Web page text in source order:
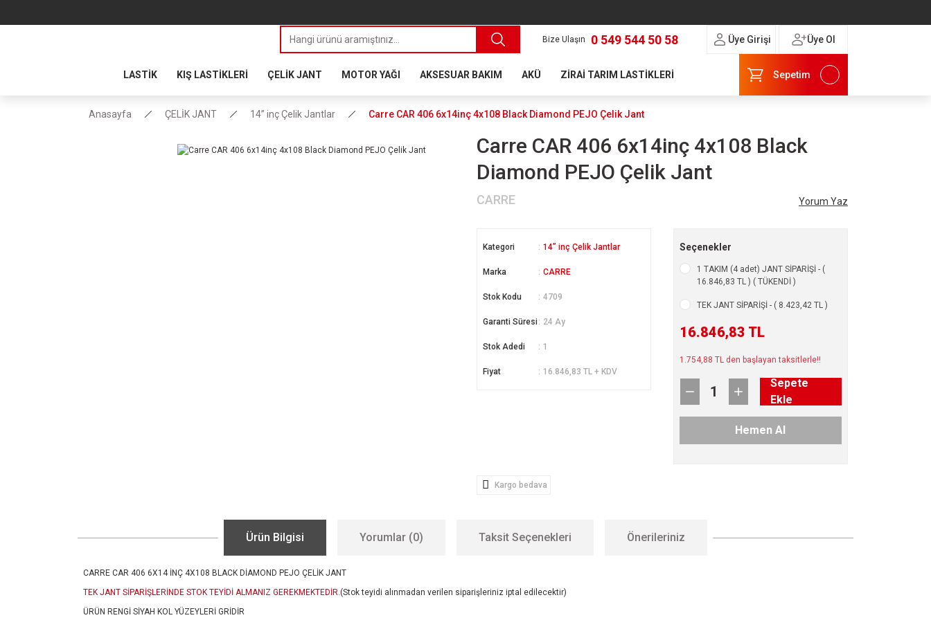
Bize Ulaşın 0 549 544 50 58 Üye Girişi Üye Ol
LASTİK KIŞ LASTİKLERİ ÇELİK JANT MOTOR YAĞI AKSESUAR BAKIM AKÜ ZİRAİ TARIM LASTİKLERİ Sepetim
Anasayfa ÇELİK JANT 14” inç Çelik Jantlar Carre CAR 406 6x14inç 4x108 Black Diamond PEJO Çelik Jant
Carre CAR 406 6x14inç 4x108 Black
Diamond PEJO Çelik Jant
CARRE Yorum Yaz
Kategori 14” inç Çelik Jantlar
Marka CARRE
Stok Kodu 4709
Garanti Süresi 24 Ay
Stok Adedi 1
Fiyat 16.846,83 TL + KDV
Seçenekler
1 TAKIM (4 adet) JANT SİPARİŞİ - (
16.846,83 TL ) ( TÜKENDİ )
TEK JANT SİPARİŞİ - ( 8.423,42 TL )
16.846,83 TL
1.754,88 TL den başlayan taksitlerle!!
Sepete
Ekle
Hemen Al
Kargo bedava
Ürün Bilgisi Yorumlar (0) Taksit Seçenekleri Önerileriniz
CARRE CAR 406 6X14 İNÇ 4X108 BLACK DİAMOND PEJO ÇELİK JANT
TEK JANT SİPARİŞLERİNDE STOK TEYİDİ ALMANIZ GEREKMEKTEDİR.(Stok teyidi alınmadan verilen siparişleriniz iptal edilecektir)
ÜRÜN RENGİ SİYAH KOL YÜZEYLERİ GRİDİR